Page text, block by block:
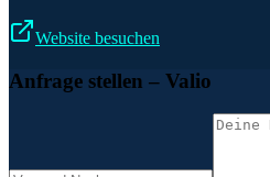
Website besuchen
Anfrage stellen – Valio